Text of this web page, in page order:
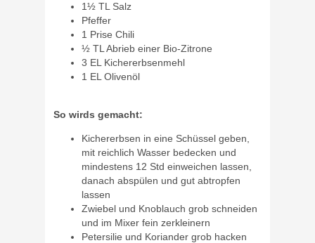
1½ TL Salz
Pfeffer
1 Prise Chili
½ TL Abrieb einer Bio-Zitrone
3 EL Kichererbsenmehl
1 EL Olivenöl
So wirds gemacht:
Kichererbsen in eine Schüssel geben,
mit reichlich Wasser bedecken und
mindestens 12 Std einweichen lassen,
danach abspülen und gut abtropfen
lassen
Zwiebel und Knoblauch grob schneiden
und im Mixer fein zerkleinern
Petersilie und Koriander grob hacken